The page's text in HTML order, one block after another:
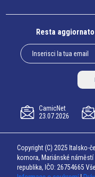
Resta
CamicNet
23.07.2026
Copyright (C) 2025 Italsko-
komora, Mariánské
republika, IČO: 26754665